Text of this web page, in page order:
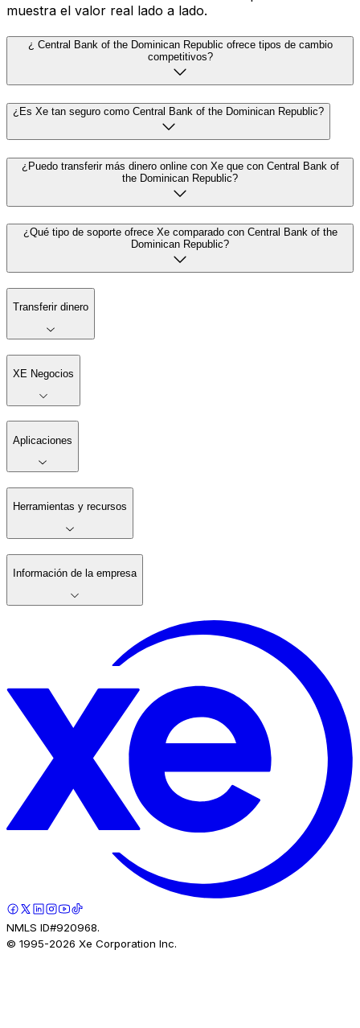
muestra el valor real lado a lado.
¿ Central Bank of the Dominican Republic ofrece tipos de cambio
competitivos?
¿Es Xe tan seguro como Central Bank of the Dominican Republic?
¿Puedo transferir más dinero online con Xe que con Central Bank of
the Dominican Republic?
¿Qué tipo de soporte ofrece Xe comparado con Central Bank of the
Dominican Republic?
Transferir dinero
XE Negocios
Aplicaciones
Herramientas y recursos
Información de la empresa
NMLS ID#920968.
© 1995-2026 Xe Corporation Inc.